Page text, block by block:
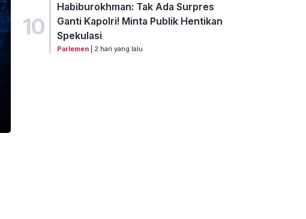
10
Habiburokhman: Tak Ada Surpres
Ganti Kapolri! Minta Publik Hentikan
Spekulasi
Parlemen | 2 hari yang lalu